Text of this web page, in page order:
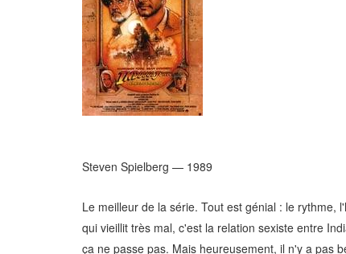
Steven Spielberg — 1989
Le meilleur de la série. Tout est génial : le rythme,
qui vieillit très mal, c'est la relation sexiste entre
ça ne passe pas. Mais heureusement, il n'y a pas